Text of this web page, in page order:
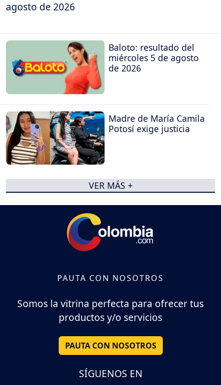
agosto de 2026
Baloto: resultado del
miércoles 5 de agosto
de 2026
Madre de María Camila
Potosí exige justicia
VER MÁS +
PAUTA CON NOSOTROS
Somos la vitrina perfecta para ofrecer tus
productos y/o servicios
PAUTA CON NOSOTROS
SÍGUENOS EN